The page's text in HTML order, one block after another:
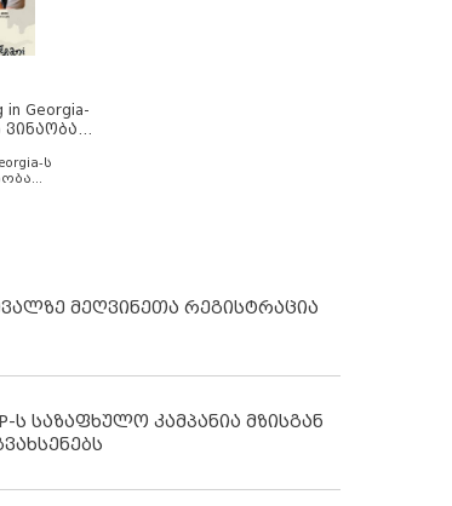
in Georgia-
ს
მეღვინეთა რეგისტრაცია
ს საზაფხულო კამპანია მზისგან